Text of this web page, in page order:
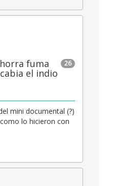
26
fuma
el indio
mini documental (?)
lo hicieron con